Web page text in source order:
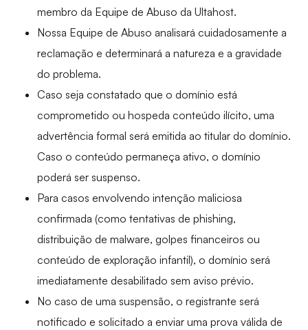
membro da Equipe de Abuso da Ultahost.
Nossa Equipe de Abuso analisará cuidadosamente a
reclamação e determinará a natureza e a gravidade
do problema.
Caso seja constatado que o domínio está
comprometido ou hospeda conteúdo ilícito, uma
advertência formal será emitida ao titular do domínio.
Caso o conteúdo permaneça ativo, o domínio
poderá ser suspenso.
Para casos envolvendo intenção maliciosa
confirmada (como tentativas de phishing,
distribuição de malware, golpes financeiros ou
conteúdo de exploração infantil), o domínio será
imediatamente desabilitado sem aviso prévio.
No caso de uma suspensão, o registrante será
notificado e solicitado a enviar uma prova válida de